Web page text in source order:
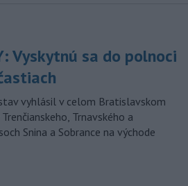
Vyskytnú sa do polnoci
vyhlásil v celom Bratislavskom
Trnavského a
Snina a Sobrance na východe